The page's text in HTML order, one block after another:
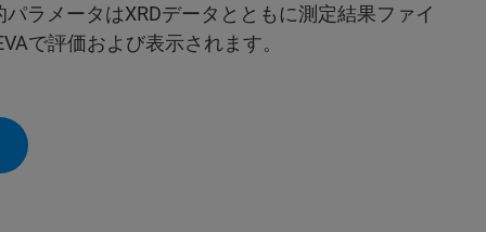
ラメータはXRDデータとともに測定結果ファイ
で評価および表示されます。